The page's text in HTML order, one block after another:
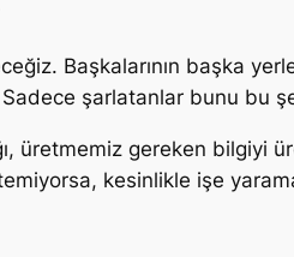
Başkalarının başka
Sadece şarlatanlar bunu bu
üretmemiz gereken bilgiyi
kesinlikle işe